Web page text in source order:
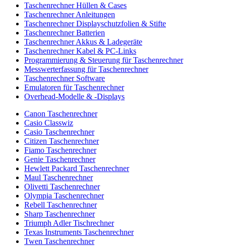
Taschenrechner Hüllen & Cases
Taschenrechner Anleitungen
Taschenrechner Displayschutzfolien & Stifte
Taschenrechner Batterien
Taschenrechner Akkus & Ladegeräte
Taschenrechner Kabel & PC-Links
Programmierung & Steuerung für Taschenrechner
Messwerterfassung für Taschenrechner
Taschenrechner Software
Emulatoren für Taschenrechner
Overhead-Modelle & -Displays
Canon Taschenrechner
Casio Classwiz
Casio Taschenrechner
Citizen Taschenrechner
Fiamo Taschenrechner
Genie Taschenrechner
Hewlett Packard Taschenrechner
Maul Taschenrechner
Olivetti Taschenrechner
Olympia Taschenrechner
Rebell Taschenrechner
Sharp Taschenrechner
Triumph Adler Tischrechner
Texas Instruments Taschenrechner
Twen Taschenrechner